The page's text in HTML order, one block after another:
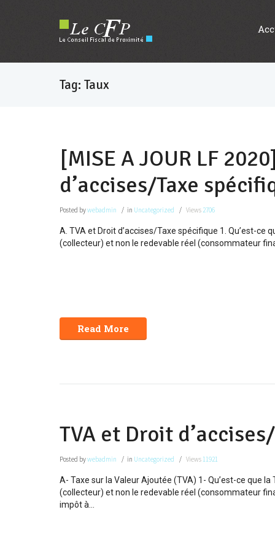
Tag: Taux
[MISE A JOUR LF
d’accises/Taxe
Posted bywebadmin in Uncategorized Views 2706
A. TVA et Droit d’accises/Taxe spécifique 1. Qu’est-ce
(collecteur) et non le redevable réel (consommateur
Read More
TVA et Droit
Posted bywebadmin in Uncategorized Views 11921
A- Taxe sur la Valeur Ajoutée (TVA) 1- Qu’est-ce que
(collecteur) et non le redevable réel (consommateur
impôt à...